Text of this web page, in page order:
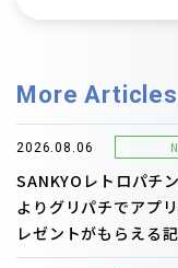
More Articles
2026.08.06
SANKYOレトロパチ
よりグリパチでアプ
レゼントがもらえる